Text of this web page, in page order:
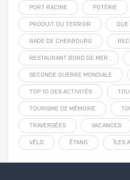
PORT RACINE POTERIE
PRODUIT DU TERROIR QUE
RADE DE CHERBOURG
RESTAURANT BORD DE MER
SECONDE GUERRE MONDIALE
TOP 10 DES ACTIVITÉS
TOURISME DE MÉMOIRE
TRAVERSÉES VACANCES
VÉLO ÉTANG ÎLES